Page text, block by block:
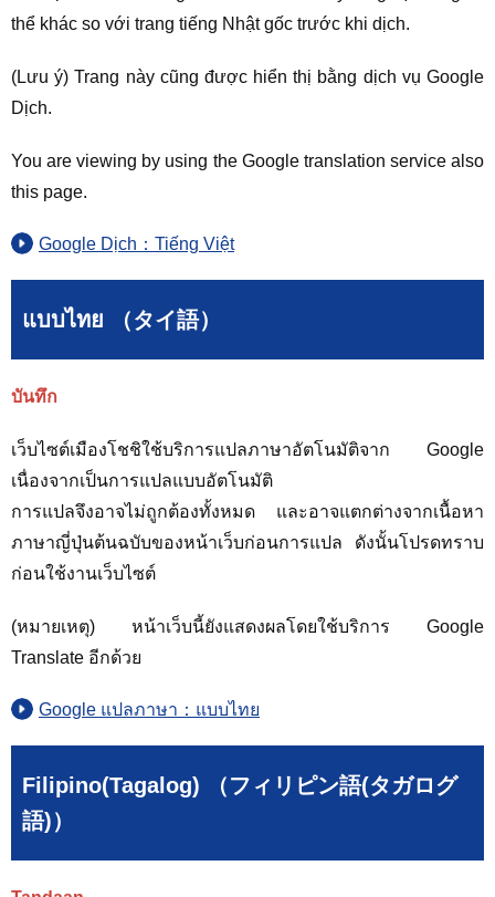
thể khác so với trang tiếng Nhật gốc trước khi dịch.
(Lưu ý) Trang này cũng được hiển thị bằng dịch vụ Google
Dịch.
You are viewing by using the Google translation service also
this page.
Google Dịch：Tiếng Việt
แบบไทย （タイ語）
บันทึก
เว็บไซต์เมืองโชชิใช้บริการแปลภาษาอัตโนมัติจาก Google
เนื่องจากเป็นการแปลแบบอัตโนมัติ
การแปลจึงอาจไม่ถูกต้องทั้งหมด และอาจแตกต่างจากเนื้อหา
ภาษาญี่ปุ่นต้นฉบับของหน้าเว็บก่อนการแปล ดังนั้นโปรดทราบ
ก่อนใช้งานเว็บไซต์
(หมายเหตุ) หน้าเว็บนี้ยังแสดงผลโดยใช้บริการ Google
Translate อีกด้วย
Google แปลภาษา：แบบไทย
Filipino(Tagalog) （フィリピン語(タガログ
語)）